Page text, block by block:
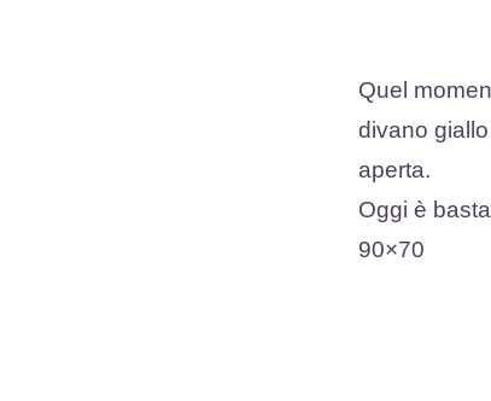
Quel
divano
aperta.
Oggi è
90×70